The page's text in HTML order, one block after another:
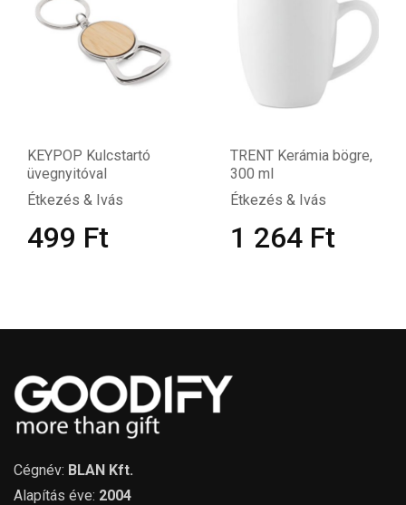
KEYPOP Kulcstartó
üvegnyitóval
Étkezés & Ivás
499 Ft
TRENT Kerámia bögre,
300 ml
Étkezés & Ivás
1 264 Ft
Cégnév: BLAN Kft.
Alapítás éve: 2004